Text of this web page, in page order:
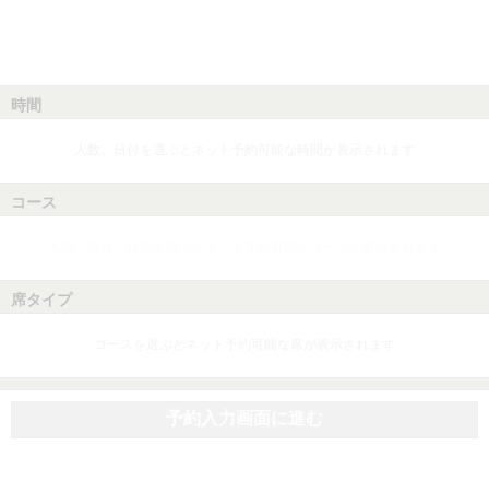
時間
コース
席タイプ